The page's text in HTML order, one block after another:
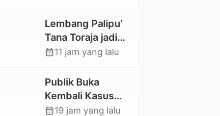
Lembang Palipu’
Tana Toraja jadi
Percontohan
Sejahtera oleh
Kemensos
calendar_month11 jam yang lalu
Publik Buka
Kembali Kasus
Hilangnya Stoner,
calendar_month19 jam yang lalu